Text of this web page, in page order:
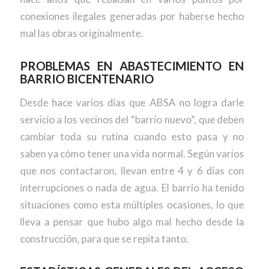
conexiones ilegales generadas por haberse hecho
mal las obras originalmente.
PROBLEMAS EN ABASTECIMIENTO EN
BARRIO BICENTENARIO
Desde hace varios días que ABSA no logra darle
servicio a los vecinos del “barrio nuevo”, que deben
cambiar toda su rutina cuando esto pasa y no
saben ya cómo tener una vida normal. Según varios
que nos contactaron, llevan entre 4 y 6 días con
interrupciones o nada de agua. El barrio ha tenido
situaciones como esta múltiples ocasiones, lo que
lleva a pensar que hubo algo mal hecho desde la
construcción, para que se repita tanto.